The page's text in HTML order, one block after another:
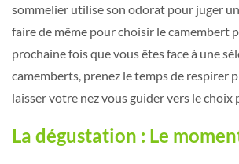
sommelier utilise son odorat pour juger
faire de même pour choisir le camembert
prochaine fois que vous êtes face à une
camemberts, prenez le temps de respirer
laisser votre nez vous guider vers le choix
La dégustation : Le